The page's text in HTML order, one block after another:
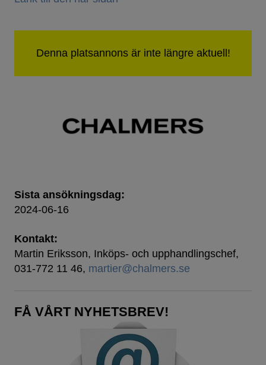
Sista ansökningsdag:
2024-06-16
Kontakt:
Martin Eriksson, Inköps- och upphandlingschef,
031-772 11 46, martier@chalmers.se
FÅ VÅRT NYHETSBREV!